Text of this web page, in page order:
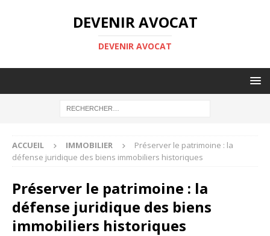
DEVENIR AVOCAT
DEVENIR AVOCAT
ACCUEIL IMMOBILIER
Préserver le patrimoine : la
défense juridique des biens immobiliers historiques
Préserver le patrimoine : la
défense juridique des biens
immobiliers historiques